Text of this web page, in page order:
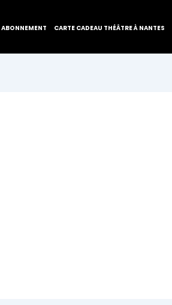
ABONNEMENT CARTE CADEAU THÉÂTRE À NANTES